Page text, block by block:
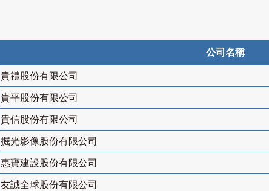
公司名稱
貴禮股份有限公司
貴平股份有限公司
貴信股份有限公司
掘光影像股份有限公司
惠寶建設股份有限公司
友誠全球股份有限公司